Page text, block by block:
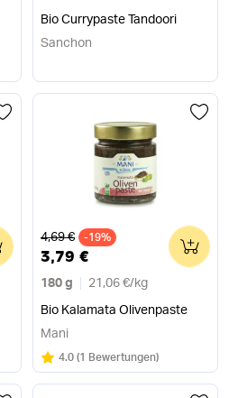
Bio Currypaste Tandoori
Sanchon
Alter Preis
4,69 € -19%
3,79 €
180 g 21,06 €/ kg
Bio Kalamata Olivenpaste
0
Mani
Bewertung:
4.0/5
(1 Bewertungen)